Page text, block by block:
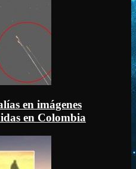
en imágenes
en Colombia